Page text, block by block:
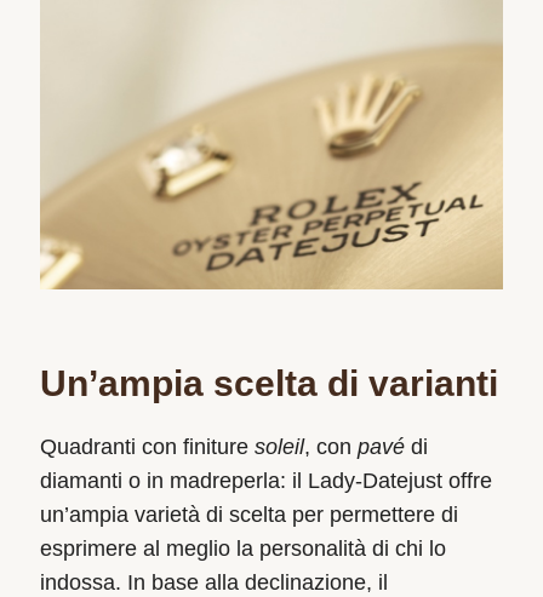
Un’ampia scelta di varianti
Quadranti con finiture soleil, con pavédi
diamanti o in madreperla: il Lady‑Datejust offre
un’ampia varietà di scelta per permettere di
esprimere al meglio la personalità di chi lo
indossa. In base alla declinazione, il